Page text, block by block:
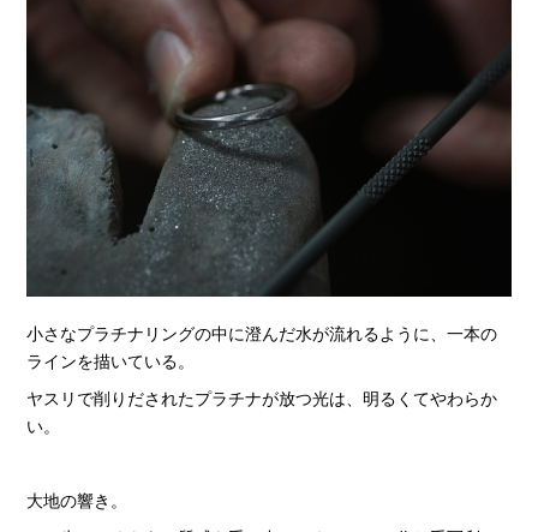
小さなプラチナリングの中に澄んだ水が流れるように、一本の
ラインを描いている。
ヤスリで削りだされたプラチナが放つ光は、明るくてやわらか
い。
大地の響き。